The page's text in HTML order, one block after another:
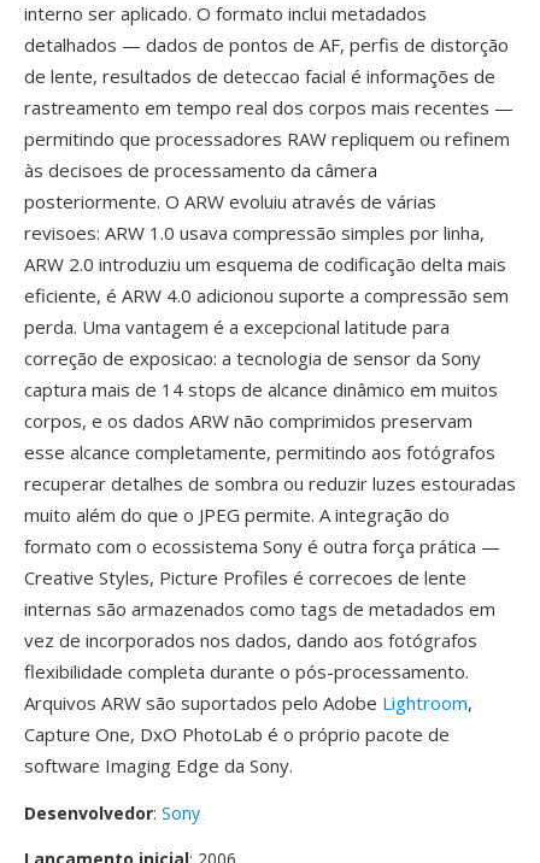
interno ser aplicado. O formato inclui metadados
detalhados — dados de pontos de AF, perfis de distorção
de lente, resultados de deteccao facial é informações de
rastreamento em tempo real dos corpos mais recentes —
permitindo que processadores RAW repliquem ou refinem
às decisoes de processamento da câmera
posteriormente. O ARW evoluiu através de várias
revisoes: ARW 1.0 usava compressão simples por linha,
ARW 2.0 introduziu um esquema de codificação delta mais
eficiente, é ARW 4.0 adicionou suporte a compressão sem
perda. Uma vantagem é a excepcional latitude para
correção de exposicao: a tecnologia de sensor da Sony
captura mais de 14 stops de alcance dinâmico em muitos
corpos, e os dados ARW não comprimidos preservam
esse alcance completamente, permitindo aos fotógrafos
recuperar detalhes de sombra ou reduzir luzes estouradas
muito além do que o JPEG permite. A integração do
formato com o ecossistema Sony é outra força prática —
Creative Styles, Picture Profiles é correcoes de lente
internas são armazenados como tags de metadados em
vez de incorporados nos dados, dando aos fotógrafos
flexibilidade completa durante o pós-processamento.
Arquivos ARW são suportados pelo Adobe Lightroom,
Capture One, DxO PhotoLab é o próprio pacote de
software Imaging Edge da Sony.
Desenvolvedor: Sony